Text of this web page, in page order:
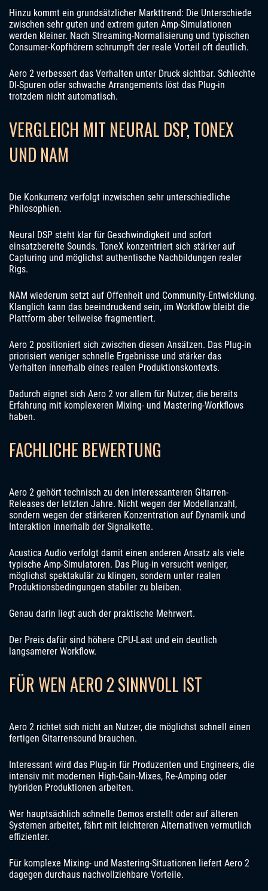
Hinzu kommt ein grundsätzlicher Markttrend: Die Unterschiede
zwischen sehr guten und extrem guten Amp-Simulationen
werden kleiner. Nach Streaming-Normalisierung und typischen
Consumer-Kopfhörern schrumpft der reale Vorteil oft deutlich.
Aero 2 verbessert das Verhalten unter Druck sichtbar. Schlechte
DI-Spuren oder schwache Arrangements löst das Plug-in
trotzdem nicht automatisch.
VERGLEICH MIT NEURAL DSP, TONEX
UND NAM
Die Konkurrenz verfolgt inzwischen sehr unterschiedliche
Philosophien.
Neural DSP steht klar für Geschwindigkeit und sofort
einsatzbereite Sounds. ToneX konzentriert sich stärker auf
Capturing und möglichst authentische Nachbildungen realer
Rigs.
NAM wiederum setzt auf Offenheit und Community-Entwicklung.
Klanglich kann das beeindruckend sein, im Workflow bleibt die
Plattform aber teilweise fragmentiert.
Aero 2 positioniert sich zwischen diesen Ansätzen. Das Plug-in
priorisiert weniger schnelle Ergebnisse und stärker das
Verhalten innerhalb eines realen Produktionskontexts.
Dadurch eignet sich Aero 2 vor allem für Nutzer, die bereits
Erfahrung mit komplexeren Mixing- und Mastering-Workflows
haben.
FACHLICHE BEWERTUNG
Aero 2 gehört technisch zu den interessanteren Gitarren-
Releases der letzten Jahre. Nicht wegen der Modellanzahl,
sondern wegen der stärkeren Konzentration auf Dynamik und
Interaktion innerhalb der Signalkette.
Acustica Audio verfolgt damit einen anderen Ansatz als viele
typische Amp-Simulatoren. Das Plug-in versucht weniger,
möglichst spektakulär zu klingen, sondern unter realen
Produktionsbedingungen stabiler zu bleiben.
Genau darin liegt auch der praktische Mehrwert.
Der Preis dafür sind höhere CPU-Last und ein deutlich
langsamerer Workflow.
FÜR WEN AERO 2 SINNVOLL IST
Aero 2 richtet sich nicht an Nutzer, die möglichst schnell einen
fertigen Gitarrensound brauchen.
Interessant wird das Plug-in für Produzenten und Engineers, die
intensiv mit modernen High-Gain-Mixes, Re-Amping oder
hybriden Produktionen arbeiten.
Wer hauptsächlich schnelle Demos erstellt oder auf älteren
Systemen arbeitet, fährt mit leichteren Alternativen vermutlich
effizienter.
Für komplexe Mixing- und Mastering-Situationen liefert Aero 2
dagegen durchaus nachvollziehbare Vorteile.